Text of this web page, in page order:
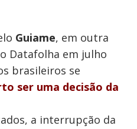
Guiame, em outra
Datafolha em julho
brasileiros se
ser uma decisão da
a interrupção da